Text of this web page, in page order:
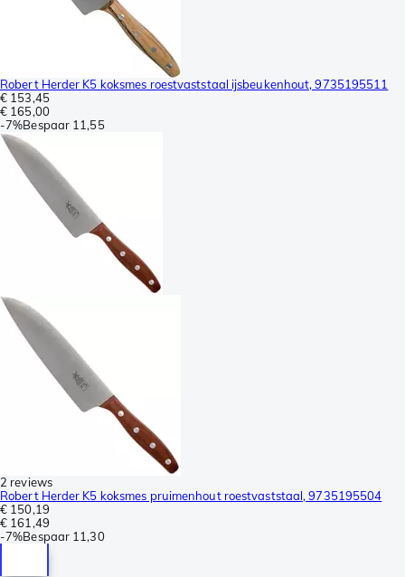
Robert Herder K5 koksmes roestvaststaal ijsbeukenhout, 9735195511
€ 153,45
€ 165,00
-7%Bespaar 11,55
2 reviews
Robert Herder K5 koksmes pruimenhout roestvaststaal, 9735195504
€ 150,19
€ 161,49
-7%Bespaar 11,30